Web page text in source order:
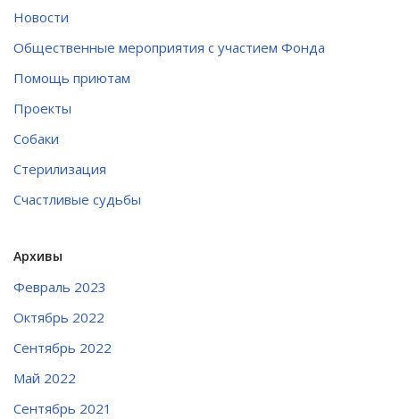
Новости
Общественные мероприятия с участием Фонда
Помощь приютам
Проекты
Собаки
Стерилизация
Счастливые судьбы
Архивы
Февраль 2023
Октябрь 2022
Сентябрь 2022
Май 2022
Сентябрь 2021